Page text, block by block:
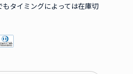
タイミングによっては在庫切